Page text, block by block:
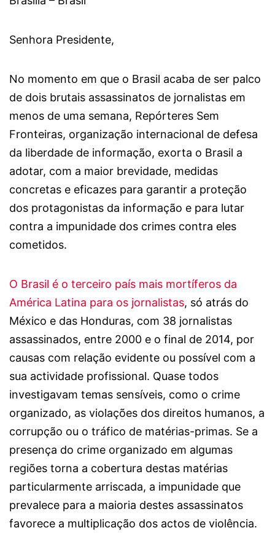
Senhora Presidente,
No momento em que o Brasil acaba de ser palco
de dois brutais assassinatos de jornalistas em
menos de uma semana, Repórteres Sem
Fronteiras, organização internacional de defesa
da liberdade de informação, exorta o Brasil a
adotar, com a maior brevidade, medidas
concretas e eficazes para garantir a proteção
dos protagonistas da informação e para lutar
contra a impunidade dos crimes contra eles
cometidos.
O Brasil é o terceiro país mais mortíferos da
América Latina para os jornalistas, só atrás do
México e das Honduras, com 38 jornalistas
assassinados, entre 2000 e o final de 2014, por
causas com relação evidente ou possível com a
sua actividade profissional. Quase todos
investigavam temas sensíveis, como o crime
organizado, as violações dos direitos humanos, a
corrupção ou o tráfico de matérias-primas. Se a
presença do crime organizado em algumas
regiões torna a cobertura destas matérias
particularmente arriscada, a impunidade que
prevalece para a maioria destes assassinatos
favorece a multiplicação dos actos de violência.